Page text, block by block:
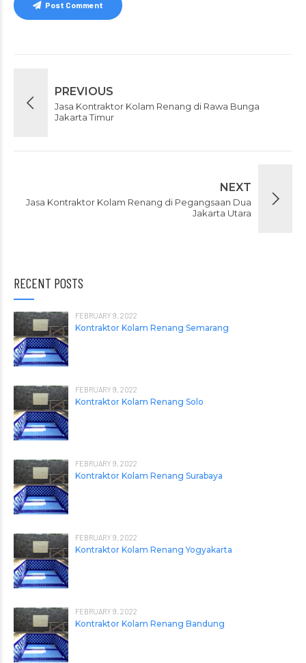
Post Comment
PREVIOUS
Jasa Kontraktor Kolam Renang di Rawa Bunga
Jakarta Timur
NEXT
Jasa Kontraktor Kolam Renang di Pegangsaan Dua
Jakarta Utara
RECENT POSTS
FEBRUARY 9, 2022
Kontraktor Kolam Renang Semarang
FEBRUARY 9, 2022
Kontraktor Kolam Renang Solo
FEBRUARY 9, 2022
Kontraktor Kolam Renang Surabaya
FEBRUARY 9, 2022
Kontraktor Kolam Renang Yogyakarta
FEBRUARY 9, 2022
Kontraktor Kolam Renang Bandung